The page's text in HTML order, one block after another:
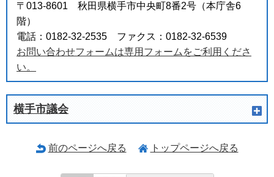
〒013-8601 秋田県横手市中央町8番2号（本庁舎6
階）
電話：0182-32-2535 ファクス：0182-32-6539
お問い合わせフォームは専用フォームをご利用くださ
い。
横手市議会
前のページへ戻る トップページへ戻る